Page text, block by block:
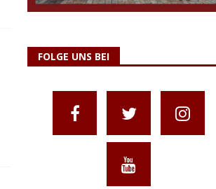
FOLGE UNS BEI